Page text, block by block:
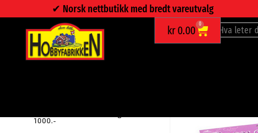
✔︎ Norsk nettbutikk med bredt vareutvalg
kr0.00 0
1000.-